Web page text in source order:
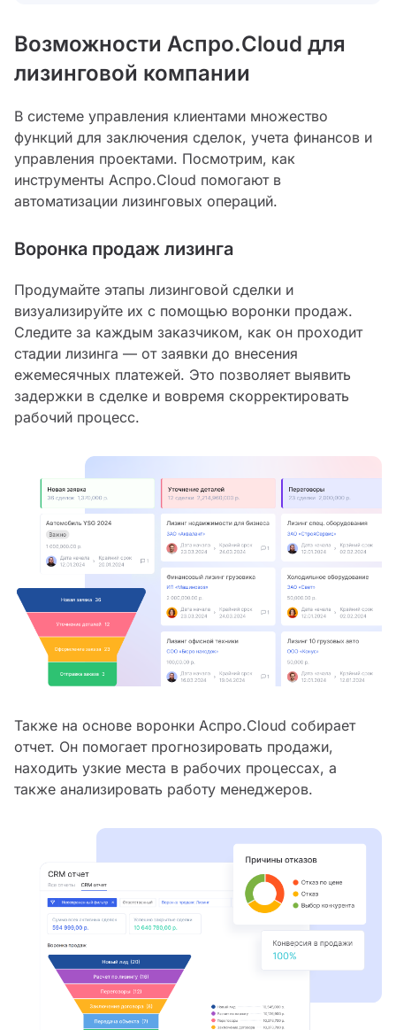
Возможности Аспро.Cloud для
лизинговой компании
В системе управления клиентами множество
функций для заключения сделок, учета финансов и
управления проектами. Посмотрим, как
инструменты Аспро.Cloud помогают в
автоматизации лизинговых операций.
Воронка продаж лизинга
Продумайте этапы лизинговой сделки и
визуализируйте их с помощью воронки продаж.
Следите за каждым заказчиком, как он проходит
стадии лизинга — от заявки до внесения
ежемесячных платежей. Это позволяет выявить
задержки в сделке и вовремя скорректировать
рабочий процесс.
Также на основе воронки Аспро.Cloud собирает
отчет. Он помогает прогнозировать продажи,
находить узкие места в рабочих процессах, а
также анализировать работу менеджеров.